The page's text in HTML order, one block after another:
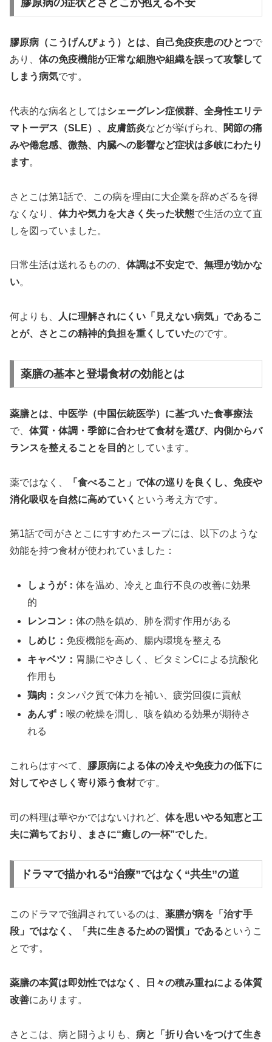
膠原病の症状とさとこが抱える不安
膠原病（こうげんびょう）とは、自己免疫疾患のひとつで
あり、 体の免疫機能が正常な細胞や組織を誤って攻撃して
しまう病気です。
代表的な病名としてはシェーグレン症候群、全身性エリテ
マトーデス（SLE）、皮膚筋炎などが挙げられ、
関節の痛
みや倦怠感、微熱、内臓への影響など症状は多岐にわたり
ます。
さとこは第1話で、この病を理由に大企業を辞めざるを得
なくなり、 体力や気力を大きく失った状態で生活の立て直
しを図っていました。
日常生活は送れるものの、 体調は不安定で、無理が効かな
い。
何よりも、
人に理解されにくい「見えない病気」であるこ
とが、さとこの精神的負担を重くしていたのです。
薬膳の基本と登場食材の効能とは
薬膳とは、中医学（中国伝統医学）に基づいた食事療法
で、 体質・体調・季節に合わせて食材を選び、内側からバ
ランスを整えることを目的としています。
薬ではなく、
「食べること」で体の巡りを良くし、免疫や
消化吸収を自然に高めていく という考え方です。
第1話で司がさとこにすすめたスープには、以下のような
効能を持つ食材が使われていました：
しょうが：体を温め、冷えと血行不良の改善に効果
的
レンコン：体の熱を鎮め、肺を潤す作用がある
しめじ： 免疫機能を高め、腸内環境を整える
キャベツ： 胃腸にやさしく、ビタミンCによる抗酸化
作用も
鶏肉： タンパク質で体力を補い、疲労回復に貢献
あんず： 喉の乾燥を潤し、咳を鎮める効果が期待さ
れる
これらはすべて、 膠原病による体の冷えや免疫力の低下に
対してやさしく寄り添う食材です。
司の料理は華やかではないけれど、 体を思いやる知恵と工
夫に満ちており、まさに“癒しの一杯”でした。
ドラマで描かれる“治療”ではなく“共生”の道
このドラマで強調されているのは、 薬膳が病を「治す手
段」ではなく、「共に生きるための習慣」であるというこ
とです。
薬膳の本質は即効性ではなく、日々の積み重ねによる体質
改善にあります。
さとこは、病と闘うよりも、 病と「折り合いをつけて生き